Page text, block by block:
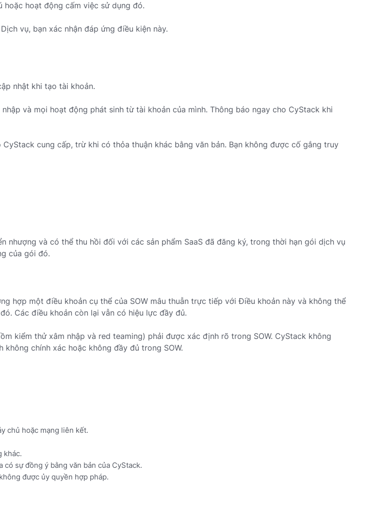
hoặc hoạt động cấm việc sử dụng đó.
vụ, bạn xác nhận đáp ứng điều kiện này.
nhật khi tạo tài khoản.
và mọi hoạt động phát sinh từ tài khoản của mình. Thông báo ngay cho CyStack khi
cung cấp, trừ khi có thỏa thuận khác bằng văn bản. Bạn không được cố gắng truy
nhượng và có thể thu hồi đối với các sản phẩm SaaS đã đăng ký, trong thời hạn gói dịch vụ
của gói đó.
hợp một điều khoản cụ thể của SOW mâu thuẫn trực tiếp với Điều khoản này và không thể
Các điều khoản còn lại vẫn có hiệu lực đầy đủ.
kiểm thử xâm nhập và red teaming) phải được xác định rõ trong SOW. CyStack không
chính xác hoặc không đầy đủ trong SOW.
chủ hoặc mạng liên kết.
khác.
sự đồng ý bằng văn bản của CyStack.
được ủy quyền hợp pháp.